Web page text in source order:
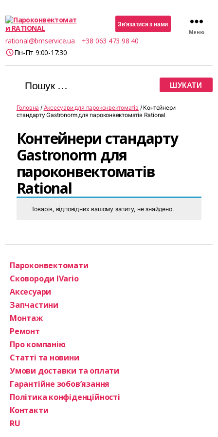
Пароконвектомати
RATIONAL
Зв’язатися з нами
rational@bmservice.ua
+38 063 473 98 40
Пн-Пт 9:00-17:30
Меню
Шукати:
Головна / Аксесуари для пароконвектоматів / Контейнери
стандарту Gastronorm для пароконвектоматів Rational
Контейнери стандарту
Gastronorm для
пароконвектоматів
Rational
Товарів, відповідних вашому запиту, не знайдено.
Пароконвектомати
Сковороди IVario
Аксесуари
Запчастини
Монтаж
Ремонт
Про компанію
Статті та новини
Умови доставки та оплати
Гарантійне зобов’язання
Політика конфіденційності
Контакти
RU